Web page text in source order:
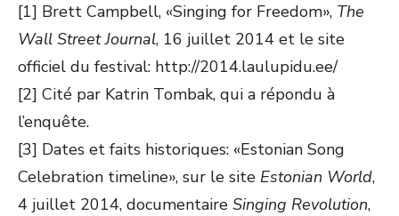
[1] Brett Campbell, «Singing for Freedom», The
Wall Street Journal, 16 juillet 2014 et le site
officiel du festival: http://2014.laulupidu.ee/
[2] Cité par Katrin Tombak, qui a répondu à
l’enquête.
[3] Dates et faits historiques: «Estonian Song
Celebration timeline», sur le site Estonian World,
4 juillet 2014, documentaire Singing Revolution,